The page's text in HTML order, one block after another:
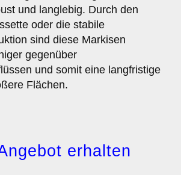
und langlebig. Durch den
oder die stabile
sind diese Markisen
gegenüber
und somit eine langfristige
Flächen.
erhalten